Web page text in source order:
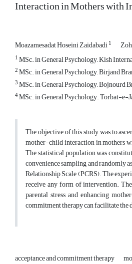
Interaction in Mothers with
Moazamesadat Hoseini Zaidabadi1
1MSc. in General Psychology,, Kish
2MSc. in General Psychology,, Birjand
3MSc. in General Psychology,, Bojnourd
4MSc. in General Psychology. Torbat-e-
The objective of this study was to
mother-child interaction in mothers
The statistical population was
convenience sampling and randomly
Relationship Scale (PCRS). The
receive any form of intervention.
parental stress and enhancing
commitment therapy can facilitate
acceptance and commitment therapy